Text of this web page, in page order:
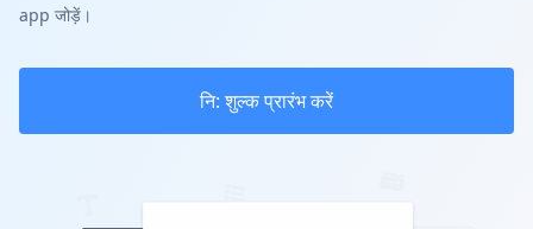
app जोड़ें।
नि: शुल्क प्रारंभ करें